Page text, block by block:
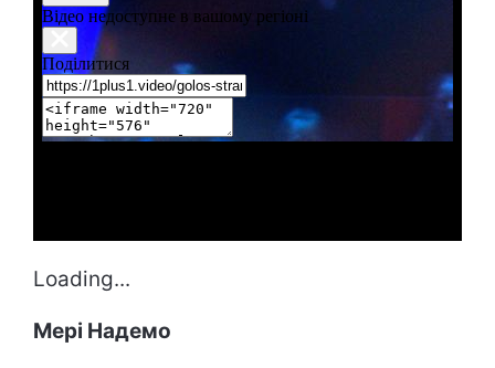
Loading...
Мері Надемо